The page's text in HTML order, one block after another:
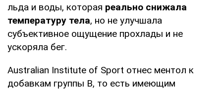
льда и воды, которая реально снижала
температуру тела, но не улучшала
субъективное ощущение прохлады и не
ускоряла бег.
Australian Institute of Sport отнес ментол к
добавкам группы B, то есть имеющим